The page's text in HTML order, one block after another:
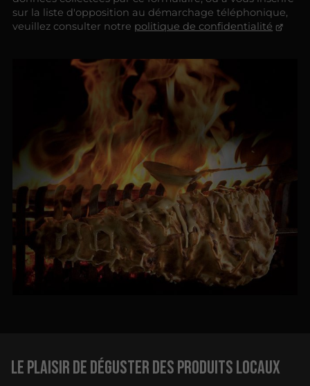
sur la liste d'opposition au démarchage téléphonique,
veuillez consulter notre politique de confidentialité
Le plaisir de déguster des produits locaux